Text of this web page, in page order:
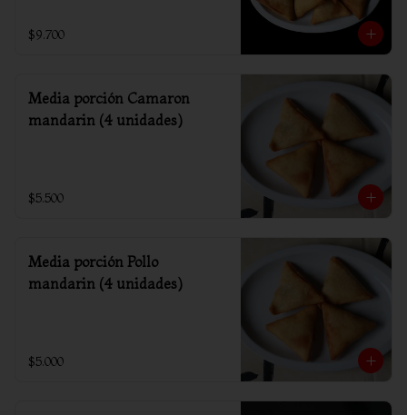
$9.700
Media porción Camaron
mandarin (4 unidades)
$5.500
Media porción Pollo
mandarin (4 unidades)
$5.000